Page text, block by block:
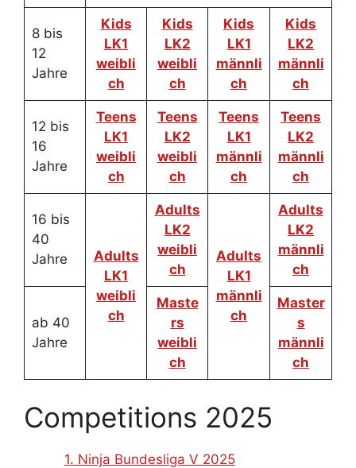
8 bis
12
Jahre
Kids
LK1
weibli
ch
Kids
LK2
weibli
ch
Kids
LK1
männli
ch
Kids
LK2
männli
ch
12 bis
16
Jahre
Teens
LK1
weibli
ch
Teens
LK2
weibli
ch
Teens
LK1
männli
ch
Teens
LK2
männli
ch
16 bis
40
Jahre
Adults
LK1
weibli
ch
Adults
LK2
weibli
ch
Adults
LK1
männli
ch
Adults
LK2
männli
ch
ab 40
Jahre
Maste
rs
weibli
ch
Master
s
männli
ch
Competitions 2025
1. Ninja Bundesliga V 2025